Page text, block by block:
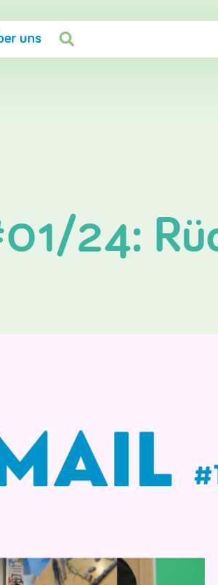
uns 
24: